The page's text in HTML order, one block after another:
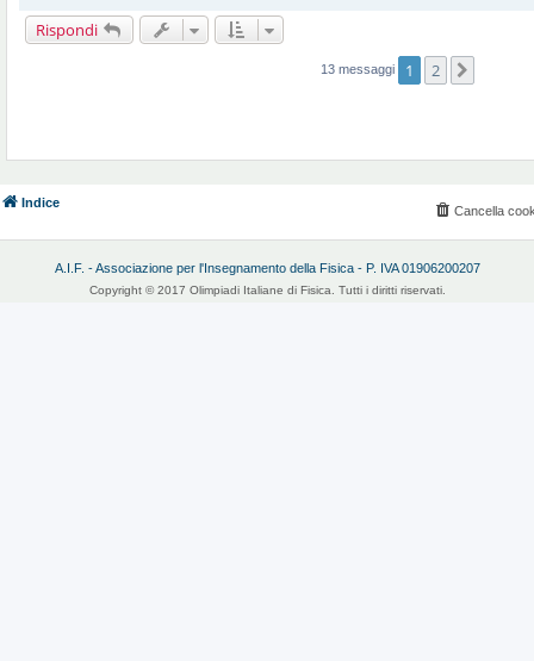
Rispondi
13 messaggi 1 2
Indice
Cancella
A.I.F. - Associazione per l'Insegnamento della Fisica - P. IVA 01906200207
Copyright © 2017 Olimpiadi Italiane di Fisica. Tutti i diritti riservati.